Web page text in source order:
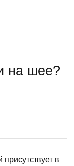
на шее?
в